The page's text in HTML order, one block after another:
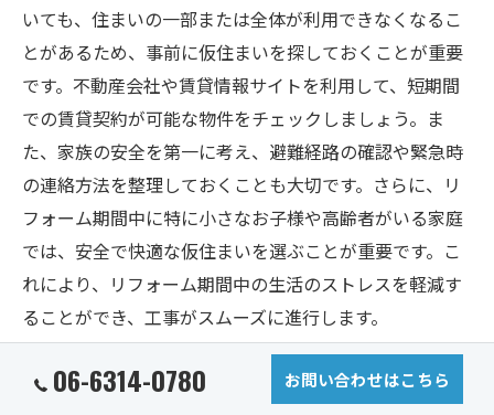
いても、住まいの一部または全体が利用できなくなるこ
とがあるため、事前に仮住まいを探しておくことが重要
です。不動産会社や賃貸情報サイトを利用して、短期間
での賃貸契約が可能な物件をチェックしましょう。ま
た、家族の安全を第一に考え、避難経路の確認や緊急時
の連絡方法を整理しておくことも大切です。さらに、リ
フォーム期間中に特に小さなお子様や高齢者がいる家庭
では、安全で快適な仮住まいを選ぶことが重要です。こ
れにより、リフォーム期間中の生活のストレスを軽減す
ることができ、工事がスムーズに進行します。
施工中の安全対策の重要性
06-6314-0780 お問い合わせはこちら